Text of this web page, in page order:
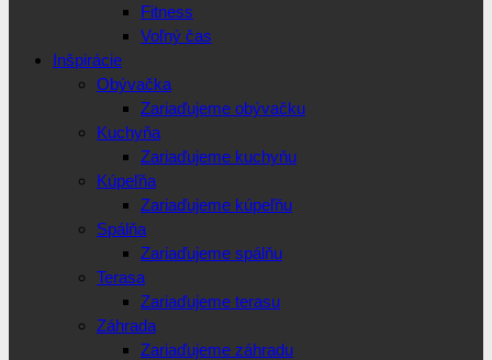
Fitness
Voľný čas
Inšpirácie
Obývačka
Zariaďujeme obývačku
Kuchyňa
Zariaďujeme kuchyňu
Kúpeľňa
Zariaďujeme kúpeľňu
Spálňa
Zariaďujeme spálňu
Terasa
Zariaďujeme terasu
Záhrada
Zariaďujeme záhradu